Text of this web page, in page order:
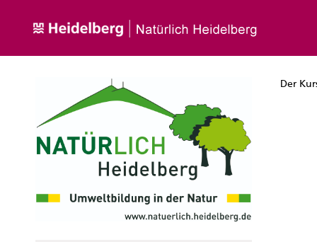
Der